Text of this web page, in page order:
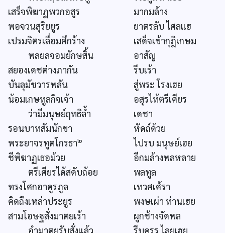
เสร็จพิฆาฏพวกอสูร
มากมล้าง
พอจวนสุริยยูร
ยาตรลับ ไศลแฮ
เปรมจิตรเลื่อมศึกร้าง
เสด็จเข้ากุฎิเกษม
พลยลจอมยักษสิ้น
อาสัญ
สยองเดชต่างภากัน
รีบเร้า
บันลุมัชวารพลัน
สู่พระ โรงเฮย
น้อมเกษทูลกิจเจ้า
อสุรไท้ตรีเศียร
ว่ามีมนุษย์ฤทธิล้ำ
เดชา
รอนบาทสัมนักขา
หัดถ์ด้วย
พระยาจรทูตโกรธา๒
ไปรบ มนุษย์เฮย
ชีพิฆาฏเธอม้วย
อีกมล้างพลหลาย
ตรีเศียรได้สดับถ้อย
พลทูล
ทรงโศกอาดูรภูล
เทวศเศ้รา
คิดถึงเหล่าประยูร
พงษเผ่า ท่านเฮย
สามโอษฐสั่งมาตยเร้า
ผูกช้างจัดพล
อำมาตยรับสั่งแล้ว
รีบครร ไลยเฮย